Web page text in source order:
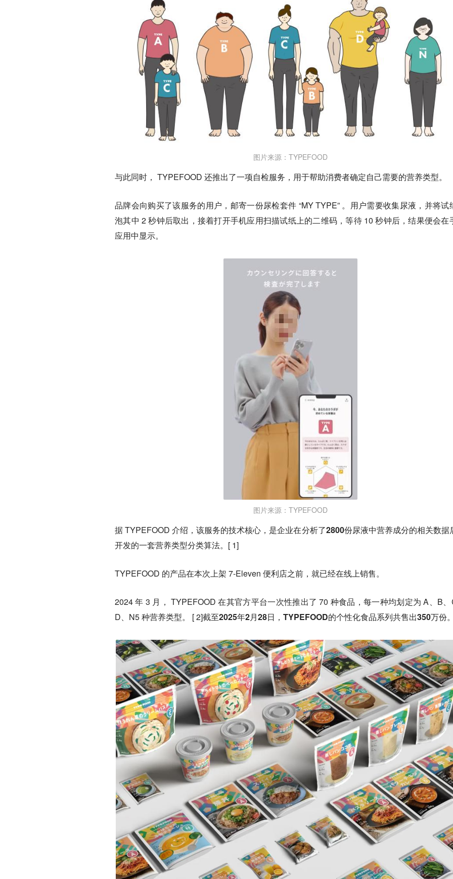
图片来源：TYPEFOOD
与此同时， TYPEFOOD 还推出了一项自检服务，用于帮助消费者确定自己需要的营养类型。
品牌会向购买了该服务的用户，邮寄一份尿检套件 “MY TYPE” 。用户需要收集尿液，并将试
泡其中 2 秒钟后取出，接着打开手机应用扫描试纸上的二维码，等待 10 秒钟后，结果便会在
应用中显示。
图片来源：TYPEFOOD
据 TYPEFOOD 介绍，该服务的技术核心，是企业在分析了2800份尿液中营养成分的相关数据
开发的一套营养类型分类算法。 [ 1]
TYPEFOOD 的产品在本次上架 7-Eleven 便利店之前，就已经在线上销售。
2024 年 3 月， TYPEFOOD 在其官方平台一次性推出了 70 种食品，每一种均划定为 A、B、
D、N5 种营养类型。 [ 2]截至2025年2月28日，TYPEFOOD的个性化食品系列共售出350万份。